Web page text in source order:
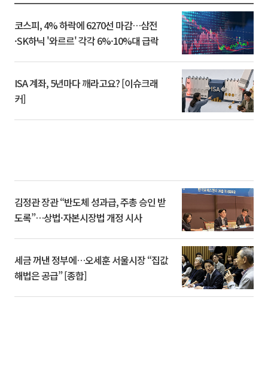
코스피, 4% 하락에 6270선 마감…삼전
·SK하닉 '와르르' 각각 6%·10%대 급락
ISA 계좌, 5년마다 깨라고요? [이슈크래
커]
김정관 장관 “반도체 성과급, 주총 승인 받
도록”…상법·자본시장법 개정 시사
세금 꺼낸 정부에…오세훈 서울시장 “집값
해법은 공급” [종합]